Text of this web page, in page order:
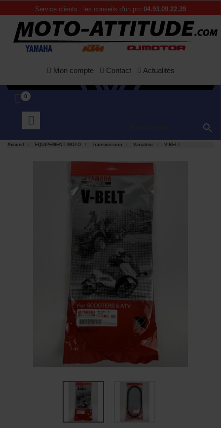
Service clients : les conseils d'un pro 04.93.09.22.39
Mon compte Contact Actualités
0

Accueil EQUIPEMENT MOTO Transmission Variateur V-BELT